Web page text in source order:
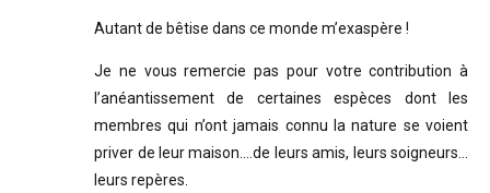
Autant de bêtise dans ce monde m’exaspère !
Je ne vous remercie pas pour votre contribution à
l’anéantissement de certaines espèces dont les
membres qui n’ont jamais connu la nature se voient
priver de leur maison….de leurs amis, leurs soigneurs…
leurs repères.